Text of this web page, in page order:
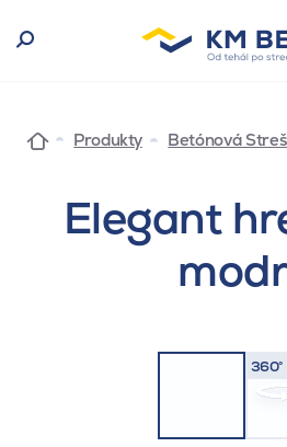
Produkty Betónová
Elegant
360°